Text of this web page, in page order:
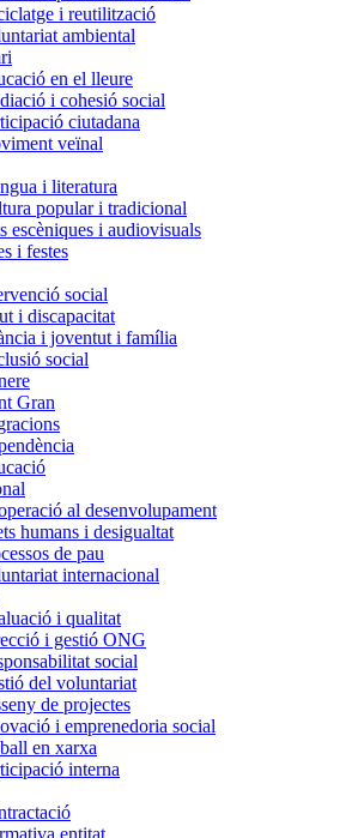
i reutilització
ambiental
en el lleure
i cohesió social
ciutadana
veïnal
i literatura
popular i tradicional
escèniques i audiovisuals
i festes
social
i discapacitat
i joventut i família
social
Gran
al desenvolupament
humans i desigualtat
de pau
internacional
i qualitat
i gestió ONG
social
del voluntariat
de projectes
i emprenedoria social
en xarxa
interna